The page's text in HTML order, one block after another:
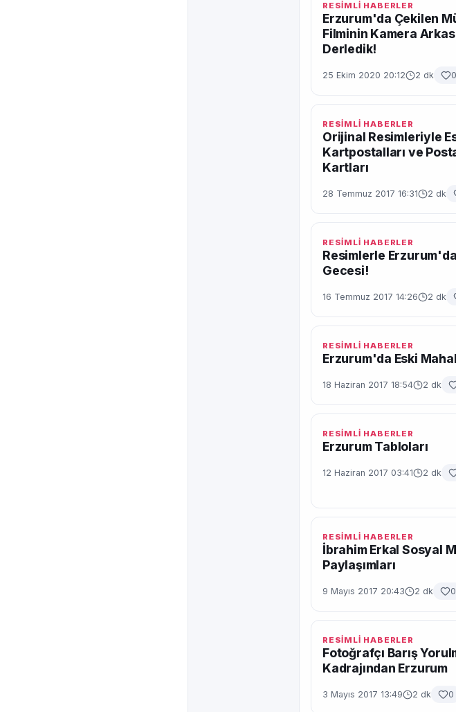
RESİMLİ HABERLER
Erzurum'da Çekilen
Filminin Kamera
Derledik!
25 Ekim 2020 20:12 2 dk 0
RESİMLİ HABERLER
Orijinal Resimleriyle
Kartpostalları ve
Kartları
28 Temmuz 2017 16:31 2 dk
RESİMLİ HABERLER
Resimlerle
Gecesi!
16 Temmuz 2017 14:26 2 dk
RESİMLİ HABERLER
Erzurum'da Eski
18 Haziran 2017 18:54 2 dk
RESİMLİ HABERLER
Erzurum Tabloları
12 Haziran 2017 03:41 2 dk
RESİMLİ HABERLER
İbrahim Erkal Sosyal
Paylaşımları
9 Mayıs 2017 20:43 2 dk 0
RESİMLİ HABERLER
Fotoğrafçı Barış
Kadrajından Erzurum
3 Mayıs 2017 13:49 2 dk 0